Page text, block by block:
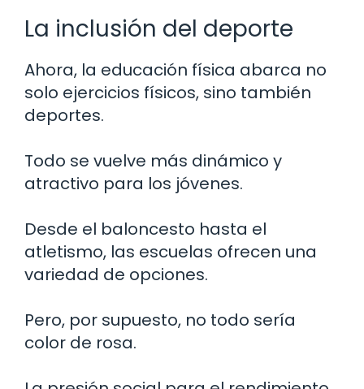
La inclusión del deporte
Ahora, la educación física abarca no
solo ejercicios físicos, sino también
deportes.
Todo se vuelve más dinámico y
atractivo para los jóvenes.
Desde el baloncesto hasta el
atletismo, las escuelas ofrecen una
variedad de opciones.
Pero, por supuesto, no todo sería
color de rosa.